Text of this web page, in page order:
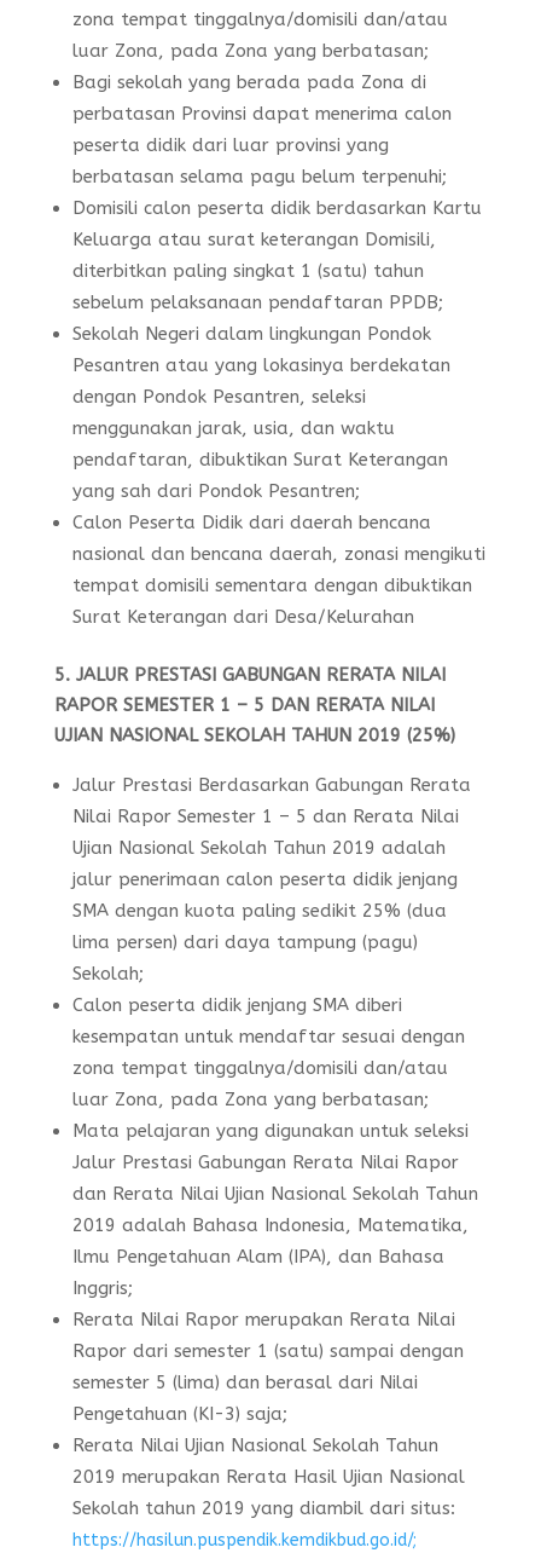
zona tempat tinggalnya/domisili dan/atau
luar Zona, pada Zona yang berbatasan;
Bagi sekolah yang berada pada Zona di
perbatasan Provinsi dapat menerima calon
peserta didik dari luar provinsi yang
berbatasan selama pagu belum terpenuhi;
Domisili calon peserta didik berdasarkan Kartu
Keluarga atau surat keterangan Domisili,
diterbitkan paling singkat 1 (satu) tahun
sebelum pelaksanaan pendaftaran PPDB;
Sekolah Negeri dalam lingkungan Pondok
Pesantren atau yang lokasinya berdekatan
dengan Pondok Pesantren, seleksi
menggunakan jarak, usia, dan waktu
pendaftaran, dibuktikan Surat Keterangan
yang sah dari Pondok Pesantren;
Calon Peserta Didik dari daerah bencana
nasional dan bencana daerah, zonasi mengikuti
tempat domisili sementara dengan dibuktikan
Surat Keterangan dari Desa/Kelurahan
5. JALUR PRESTASI GABUNGAN RERATA NILAI
RAPOR SEMESTER 1 – 5 DAN RERATA NILAI
UJIAN NASIONAL SEKOLAH TAHUN 2019 (25%)
Jalur Prestasi Berdasarkan Gabungan Rerata
Nilai Rapor Semester 1 – 5 dan Rerata Nilai
Ujian Nasional Sekolah Tahun 2019 adalah
jalur penerimaan calon peserta didik jenjang
SMA dengan kuota paling sedikit 25% (dua
lima persen) dari daya tampung (pagu)
Sekolah;
Calon peserta didik jenjang SMA diberi
kesempatan untuk mendaftar sesuai dengan
zona tempat tinggalnya/domisili dan/atau
luar Zona, pada Zona yang berbatasan;
Mata pelajaran yang digunakan untuk seleksi
Jalur Prestasi Gabungan Rerata Nilai Rapor
dan Rerata Nilai Ujian Nasional Sekolah Tahun
2019 adalah Bahasa Indonesia, Matematika,
Ilmu Pengetahuan Alam (IPA), dan Bahasa
Inggris;
Rerata Nilai Rapor merupakan Rerata Nilai
Rapor dari semester 1 (satu) sampai dengan
semester 5 (lima) dan berasal dari Nilai
Pengetahuan (KI-3) saja;
Rerata Nilai Ujian Nasional Sekolah Tahun
2019 merupakan Rerata Hasil Ujian Nasional
Sekolah tahun 2019 yang diambil dari situs:
https://hasilun.puspendik.kemdikbud.go.id/;